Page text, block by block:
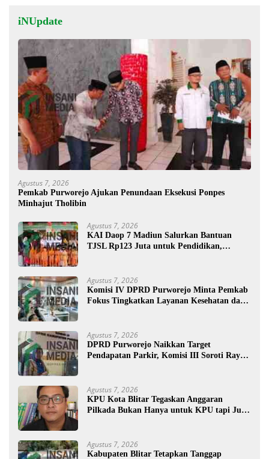
iNUpdate
Agustus 7, 2026
Pemkab Purworejo Ajukan Penundaan Eksekusi Ponpes
Minhajut Tholibin
Agustus 7, 2026
KAI Daop 7 Madiun Salurkan Bantuan
TJSL Rp123 Juta untuk Pendidikan,
Agustus 7, 2026
Komisi IV DPRD Purworejo Minta Pemkab
Fokus Tingkatkan Layanan Kesehatan dan
Agustus 7, 2026
DPRD Purworejo Naikkan Target
Pendapatan Parkir, Komisi III Soroti Rayon
Agustus 7, 2026
KPU Kota Blitar Tegaskan Anggaran
Pilkada Bukan Hanya untuk KPU tapi Juga
Agustus 7, 2026
Kabupaten Blitar Tetapkan Tanggap